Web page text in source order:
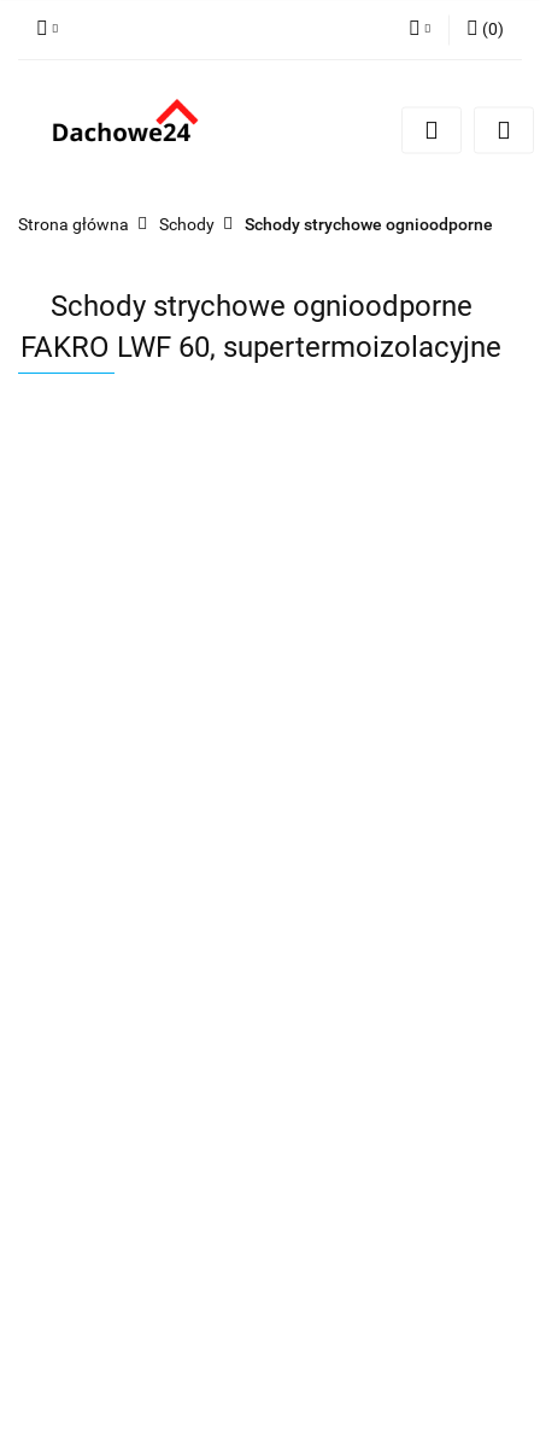
Zarejestruj się
(0)
Strona główna Schody Schody strychowe ognioodporne
Schody strychowe ognioodporne
FAKRO LWF 60, supertermoizolacyjne